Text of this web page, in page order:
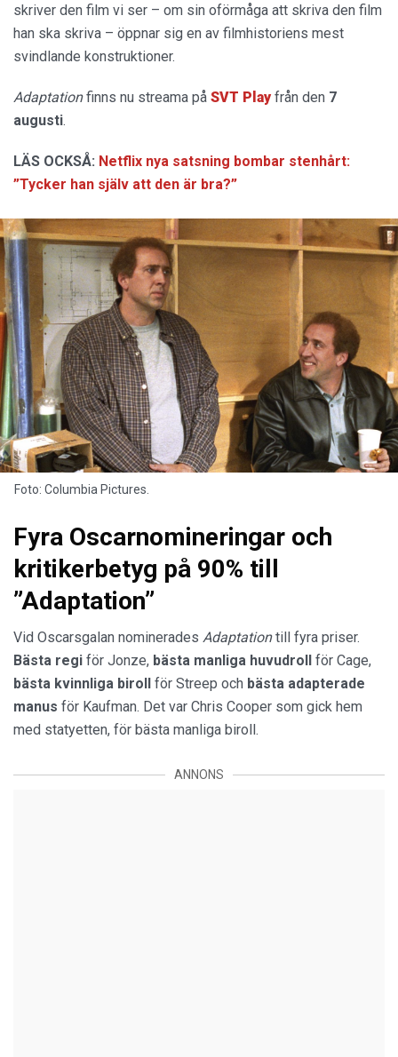
skriver den film vi ser – om sin oförmåga att skriva den film
han ska skriva – öppnar sig en av filmhistoriens mest
svindlande konstruktioner.
Adaptationfinns nu streama på SVT Playfrån den 7
augusti.
LÄS OCKSÅ: Netflix nya satsning bombar stenhårt:
”Tycker han själv att den är bra?”
Foto: Columbia Pictures.
Fyra Oscarnomineringar och
kritikerbetyg på 90% till
”Adaptation”
Vid Oscarsgalan nominerades Adaptationtill fyra priser.
Bästa regi för Jonze, bästa manliga huvudroll
för Cage,
bästa kvinnliga biroll
för Streep och bästa adapterade
manus för Kaufman. Det var Chris Cooper som gick hem
med statyetten, för bästa manliga biroll.
ANNONS